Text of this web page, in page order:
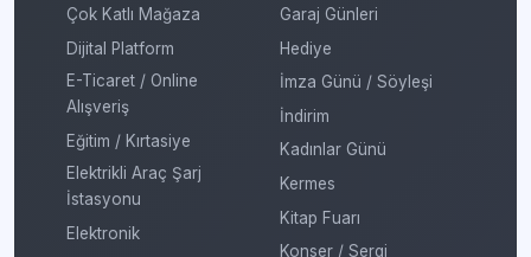
Çok Katlı Mağaza
Dijital Platform
E-Ticaret / Online
Alışveriş
Eğitim / Kırtasiye
Elektrikli Araç Şarj
İstasyonu
Elektronik
Garaj Günleri
Hediye
İmza Günü / Söyleşi
İndirim
Kadınlar Günü
Kermes
Kitap Fuarı
Konser / Sergi